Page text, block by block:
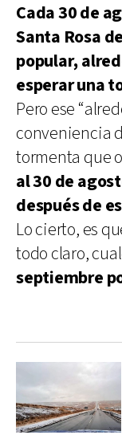
Cada 30 de
Santa Rosa
popular,
esperar una
Pero ese
conveniencia
tormenta que
al 30 de
después de
Lo cierto, es
todo claro,
septiembre